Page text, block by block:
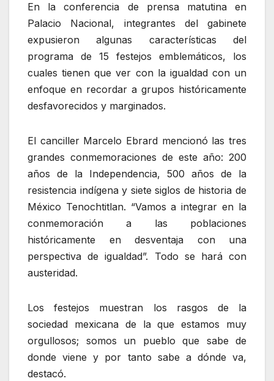
En la conferencia de prensa matutina en
Palacio Nacional, integrantes del gabinete
expusieron algunas características del
programa de 15 festejos emblemáticos, los
cuales tienen que ver con la igualdad con un
enfoque en recordar a grupos históricamente
desfavorecidos y marginados.
El canciller Marcelo Ebrard mencionó las tres
grandes conmemoraciones de este año: 200
años de la Independencia, 500 años de la
resistencia indígena y siete siglos de historia de
México Tenochtitlan. “Vamos a integrar en la
conmemoración a las poblaciones
históricamente en desventaja con una
perspectiva de igualdad”. Todo se hará con
austeridad.
Los festejos muestran los rasgos de la
sociedad mexicana de la que estamos muy
orgullosos; somos un pueblo que sabe de
donde viene y por tanto sabe a dónde va,
destacó.